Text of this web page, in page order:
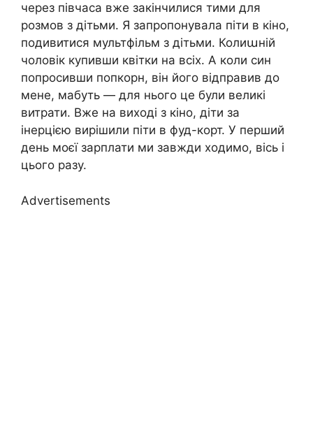
через півчаса вже закінчилися тими для
розмов з дітьми. Я запропонувала піти в кіно,
подивитися мультфільм з дітьми. Колиաній
чоловік купивши квітки на всіх. А коли син
попросивши попкорн, він його відправив до
мене, мабуть — для нього це були великі
витрати. Вже на виході з кіно, діти за
інерцією вирішили піти в фуд-корт. У перший
день моєї зарплати ми завжди ходимо, вісь і
цього разу.
Advertisements